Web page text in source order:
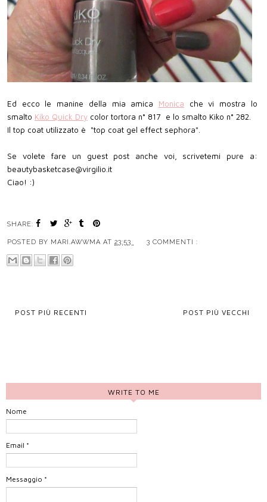
Ed ecco le manine della mia amica Monica che vi mostra lo
smalto Kiko Quick Dry color tortora n° 817 e lo smalto Kiko n° 282.
Il top coat utilizzato è "top coat gel effect sephora".
Se volete fare un guest post anche voi, scrivetemi pure a:
beautybasketcase@virgilio.it
Ciao! :)
SHARE:
POSTED BY MARI.AWWMA AT 23:53 3 COMMENTI :
POST PIÙ RECENTI POST PIÙ VECCHI
WRITE TO ME
Nome
Email *
Messaggio *